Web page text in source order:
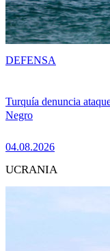
Turquía denuncia
Negro
04.08.2026
DEFENSA
UCRANIA